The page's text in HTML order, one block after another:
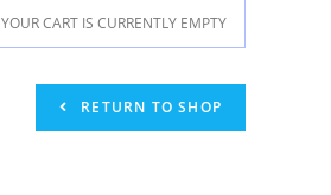
YOUR CART IS CURRENTLY EMPTY.
RETURN TO SHOP